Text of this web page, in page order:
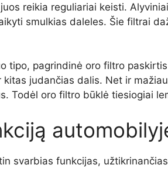
reikia reguliariai keisti.
smulkias daleles. Šie filtrai
tipo, pagrindinė oro filtro
kitas judančias dalis. Net ir
Todėl oro filtro būklė tiesiogiai
svarbias funkcijas,